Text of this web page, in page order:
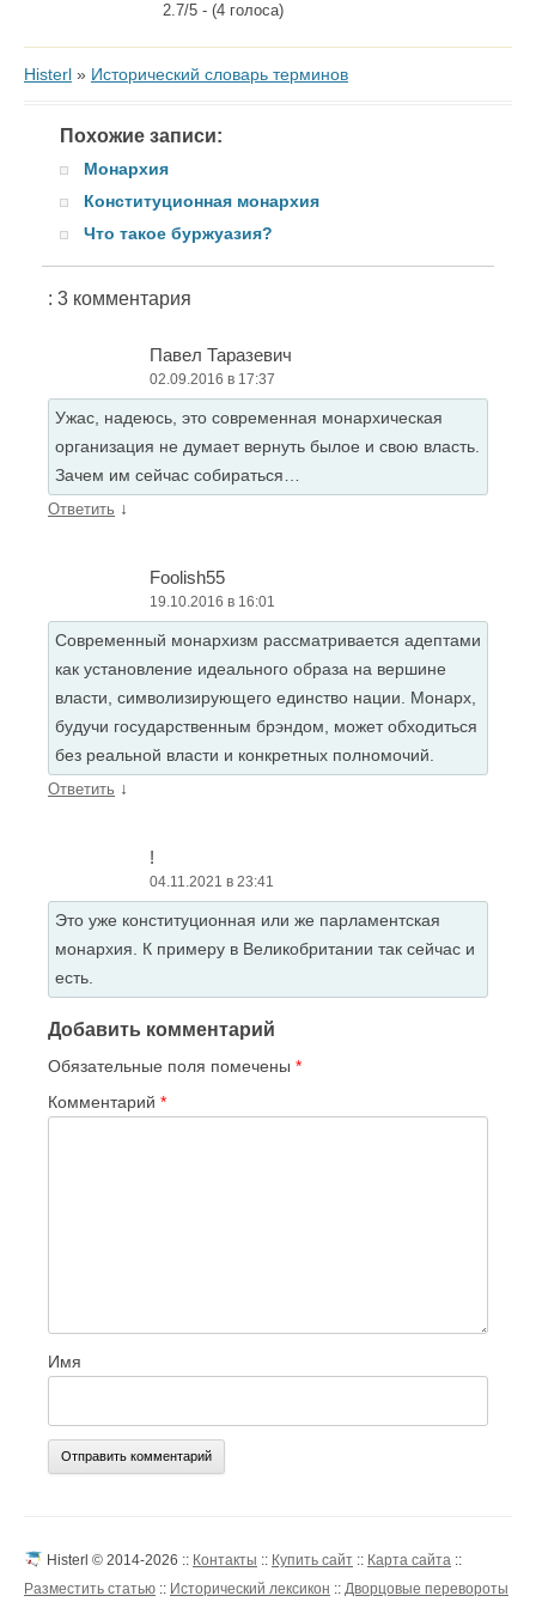
2.7/5 - (4 голоса)
Histerl » Исторический словарь терминов
Похожие записи:
Монархия
Конституционная монархия
Что такое буржуазия?
: 3 комментария
Павел Таразевич
02.09.2016 в 17:37
Ужас, надеюсь, это современная монархическая
организация не думает вернуть былое и свою власть.
Зачем им сейчас собираться…
Ответить ↓
Foolish55
19.10.2016 в 16:01
Современный монархизм рассматривается адептами
как установление идеального образа на вершине
власти, символизирующего единство нации. Монарх,
будучи государственным брэндом, может обходиться
без реальной власти и конкретных полномочий.
Ответить ↓
!
04.11.2021 в 23:41
Это уже конституционная или же парламентская
монархия. К примеру в Великобритании так сейчас и
есть.
Добавить комментарий
Обязательные поля помечены *
Комментарий *
Имя
Histerl © 2014-2026 :: Контакты :: Купить сайт :: Карта сайта ::
Разместить статью :: Исторический лексикон :: Дворцовые перевороты